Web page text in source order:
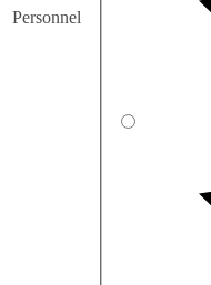
Personnel